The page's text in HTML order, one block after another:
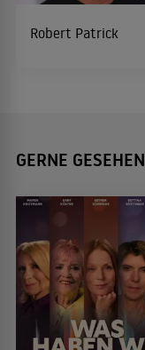
Robert Patrick
GERNE GESEHEN